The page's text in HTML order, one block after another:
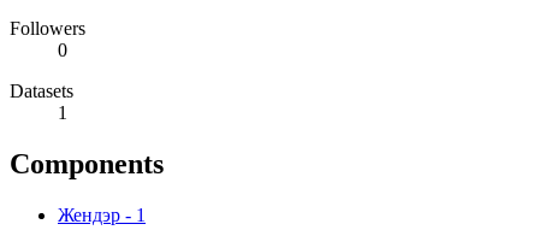
Followers
0
Datasets
1
Components
Жендэр - 1